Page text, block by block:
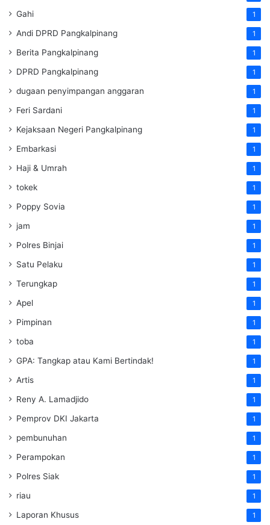
Gahi 1
Andi DPRD Pangkalpinang 1
Berita Pangkalpinang 1
DPRD Pangkalpinang 1
dugaan penyimpangan anggaran 1
Feri Sardani 1
Kejaksaan Negeri Pangkalpinang 1
Embarkasi 1
Haji & Umrah 1
tokek 1
Poppy Sovia 1
jam 1
Polres Binjai 1
Satu Pelaku 1
Terungkap 1
Apel 1
Pimpinan 1
toba 1
GPA: Tangkap atau Kami Bertindak! 1
Artis 1
Reny A. Lamadjido 1
Pemprov DKI Jakarta 1
pembunuhan 1
Perampokan 1
Polres Siak 1
riau 1
Laporan Khusus 1